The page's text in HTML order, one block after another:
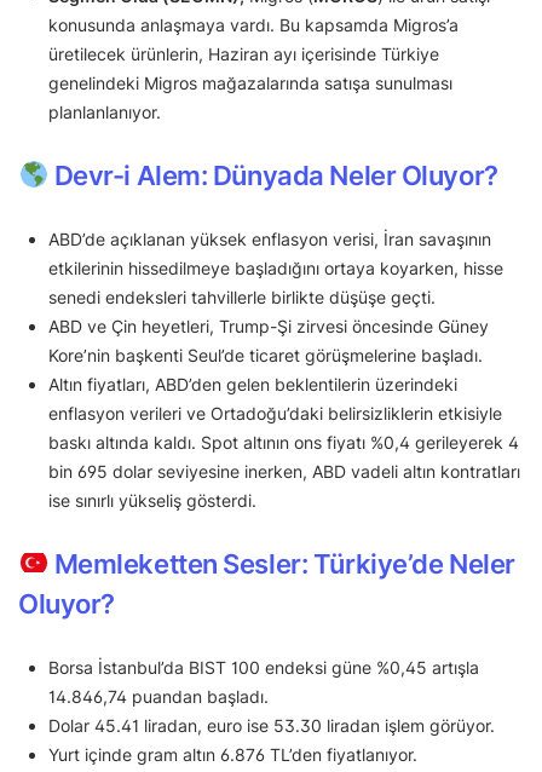
konusunda anlaşmaya vardı. Bu kapsamda Migros’a
üretilecek ürünlerin, Haziran ayı içerisinde Türkiye
genelindeki Migros mağazalarında satışa sunulması
planlanlanıyor.
Devr-i Alem: Dünyada Neler Oluyor?
ABD’de açıklanan yüksek enflasyon verisi, İran savaşının
etkilerinin hissedilmeye başladığını ortaya koyarken, hisse
senedi endeksleri tahvillerle birlikte düşüşe geçti.
ABD ve Çin heyetleri, Trump-Şi zirvesi öncesinde Güney
Kore’nin başkenti Seul’de ticaret görüşmelerine başladı.
Altın fiyatları, ABD’den gelen beklentilerin üzerindeki
enflasyon verileri ve Ortadoğu’daki belirsizliklerin etkisiyle
baskı altında kaldı. Spot altının ons fiyatı %0,4 gerileyerek 4
bin 695 dolar seviyesine inerken, ABD vadeli altın kontratları
ise sınırlı yükseliş gösterdi.
Memleketten Sesler: Türkiye’de Neler
Oluyor?
Borsa İstanbul’da BIST 100 endeksi güne %0,45 artışla
14.846,74 puandan başladı.
Dolar 45.41 liradan, euro ise 53.30 liradan işlem görüyor.
Yurt içinde gram altın 6.876 TL’den fiyatlanıyor.